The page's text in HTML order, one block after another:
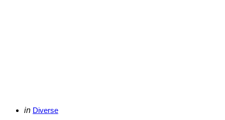
Categories
Posted
in Diverse